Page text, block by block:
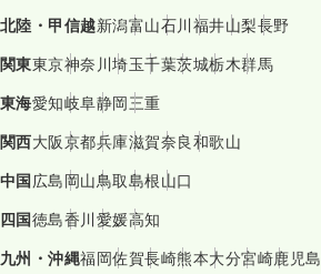
北陸・甲信越新潟富山石川福井山梨長野
関東東京神奈川埼玉千葉茨城栃木群馬
東海愛知岐阜静岡三重
関西大阪京都兵庫滋賀奈良和歌山
中国広島岡山鳥取島根山口
四国徳島香川愛媛高知
九州・沖縄福岡佐賀長崎熊本大分宮崎鹿児島